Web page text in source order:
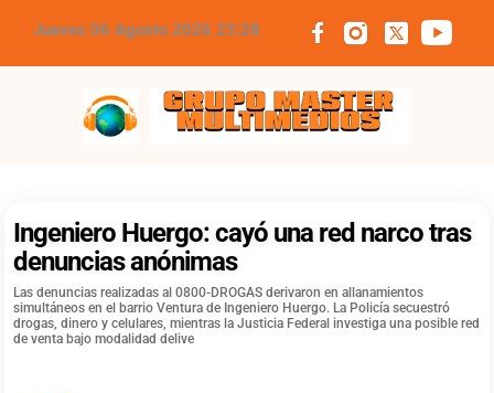
Jueves 06 Agosto 2026 23:28
Grupo Master Multimedios
Ingeniero Huergo: cayó una red narco tras
denuncias anónimas
Las denuncias realizadas al 0800-DROGAS derivaron en allanamientos
simultáneos en el barrio Ventura de Ingeniero Huergo. La Policía secuestró
drogas, dinero y celulares, mientras la Justicia Federal investiga una posible red
de venta bajo modalidad delive